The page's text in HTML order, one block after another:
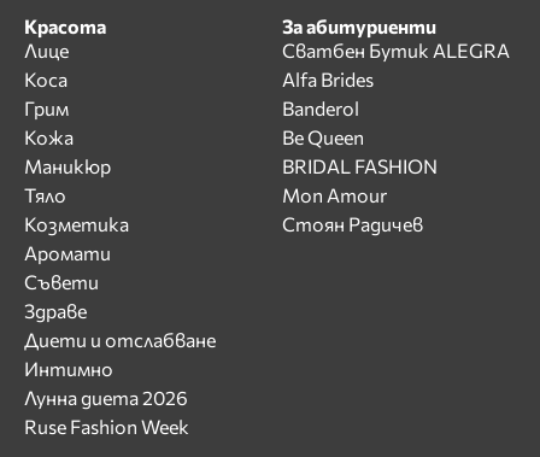
Красота
Лице
Коса
Грим
Кожа
Маникюр
Тяло
Козметика
Аромати
Съвети
Здраве
Диети и отслабване
Интимно
Лунна диета 2026
Ruse Fashion Week
За абитуриенти
Сватбен Бутик ALEGRA
Alfa Brides
Banderol
Be Queen
BRIDAL FASHION
Mon Amour
Стоян Радичев